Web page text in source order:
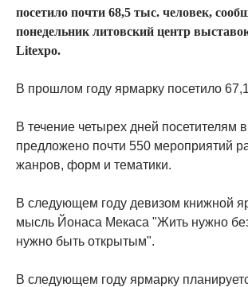
посетило почти 68,5 тыс. человек,
понедельник литовский центр
Litexpo.
В прошлом году ярмарку посетило
В течение четырех дней посетителям
предложено почти 550 мероприятий
жанров, форм и тематики.
В следующем году девизом книжной
мысль Йонаса Мекаса "Жить нужно
нужно быть открытым".
В следующем году ярмарку